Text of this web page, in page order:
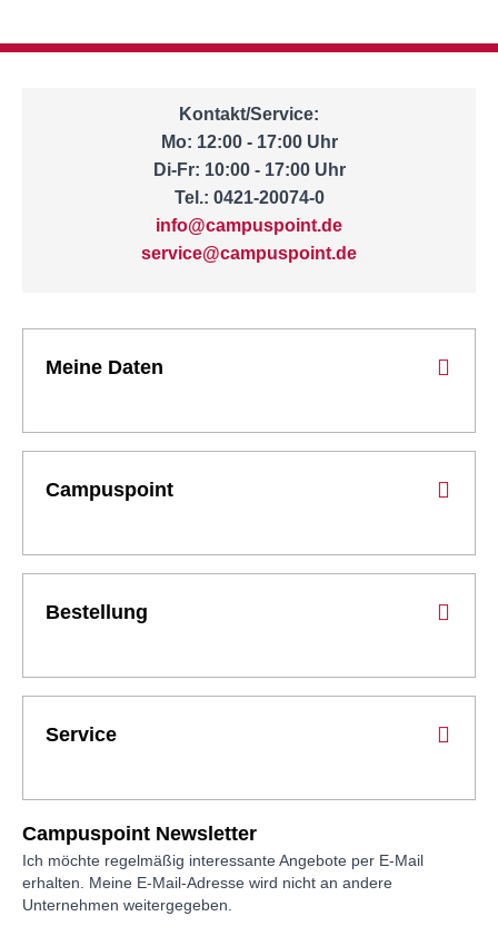
Kontakt/Service:
Mo: 12:00 - 17:00 Uhr
Di-Fr: 10:00 - 17:00 Uhr
Tel.: 0421-20074-0
info@campuspoint.de
service@campuspoint.de
Meine Daten
Campuspoint
Bestellung
Service
Campuspoint Newsletter
Ich möchte regelmäßig interessante Angebote per E-Mail
erhalten. Meine E-Mail-Adresse wird nicht an andere
Unternehmen weitergegeben.